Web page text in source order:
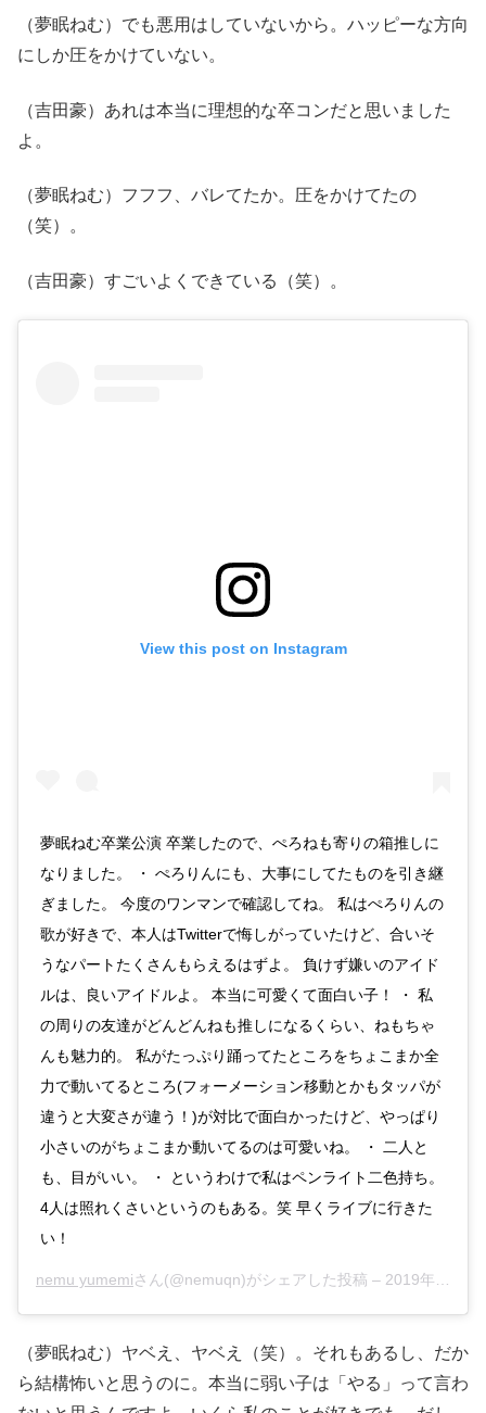
（夢眠ねむ）でも悪用はしていないから。ハッピーな方向
にしか圧をかけていない。
（吉田豪）あれは本当に理想的な卒コンだと思いました
よ。
（夢眠ねむ）フフフ、バレてたか。圧をかけてたの
（笑）。
（吉田豪）すごいよくできている（笑）。
View this post on Instagram
夢眠ねむ卒業公演 卒業したので、ぺろねも寄りの箱推しに
なりました。 ・ ぺろりんにも、大事にしてたものを引き継
ぎました。 今度のワンマンで確認してね。 私はぺろりんの
歌が好きで、本人はTwitterで悔しがっていたけど、合いそ
うなパートたくさんもらえるはずよ。 負けず嫌いのアイド
ルは、良いアイドルよ。 本当に可愛くて面白い子！ ・ 私
の周りの友達がどんどんねも推しになるくらい、ねもちゃ
んも魅力的。 私がたっぷり踊ってたところをちょこまか全
力で動いてるところ(フォーメーション移動とかもタッパが
違うと大変さが違う！)が対比で面白かったけど、やっぱり
小さいのがちょこまか動いてるのは可愛いね。 ・ 二人と
も、目がいい。 ・ というわけで私はペンライト二色持ち。
4人は照れくさいというのもある。笑 早くライブに行きた
い！
nemu yumemiさん(@nemuqn)がシェアした投稿 – 2019年 1月月9日午前6時17分PST
（夢眠ねむ）ヤベえ、ヤベえ（笑）。それもあるし、だか
ら結構怖いと思うのに。本当に弱い子は「やる」って言わ